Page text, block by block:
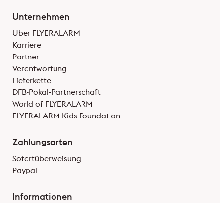
Unternehmen
Über FLYERALARM
Karriere
Partner
Verantwortung
Lieferkette
DFB-Pokal-Partnerschaft
World of FLYERALARM
FLYERALARM Kids Foundation
Zahlungsarten
Sofortüberweisung
Paypal
Informationen